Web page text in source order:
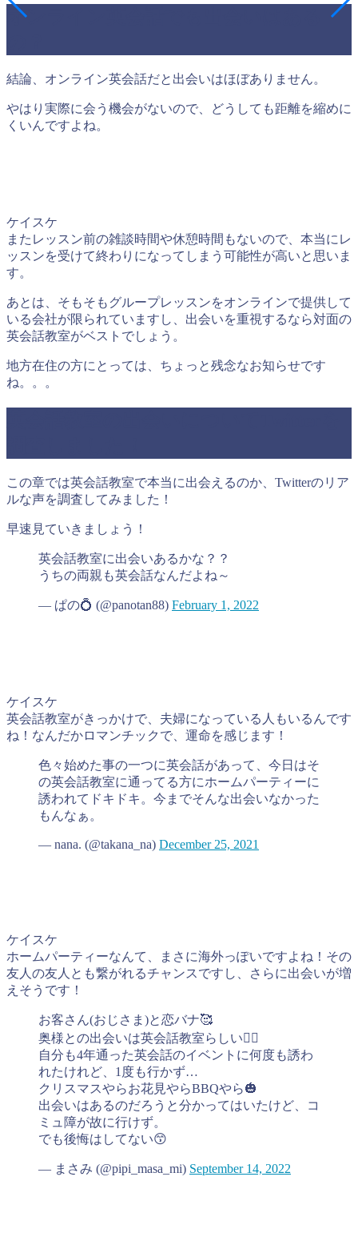
オンライン英会話でも出会いはある
結論、オンライン英会話だと出会いはほぼありません。
やはり実際に会う機会がないので、どうしても距離を縮めに
くいんですよね。
ケイスケ
またレッスン前の雑談時間や休憩時間もないので、本当にレ
ッスンを受けて終わりになってしまう可能性が高いと思いま
す。
あとは、そもそもグループレッスンをオンラインで提供して
いる会社が限られていますし、出会いを重視するなら対面の
英会話教室がベストでしょう。
地方在住の方にとっては、ちょっと残念なお知らせです
ね。。。
この章では英会話教室で本当に出会えるのか、Twitterのリア
ルな声を調査してみました！
早速見ていきましょう！
英会話教室に出会いあるかな？？
うちの両親も英会話なんだよね～
— ぱの💍 (@panotan88) February 1, 2022
ケイスケ
英会話教室がきっかけで、夫婦になっている人もいるんです
ね！なんだかロマンチックで、運命を感じます！
色々始めた事の一つに英会話があって、今日はそ
の英会話教室に通ってる方にホームパーティーに
誘われてドキドキ。今までそんな出会いなかった
もんなぁ。
— nana. (@takana_na) December 25, 2021
ケイスケ
ホームパーティーなんて、まさに海外っぽいですよね！その
友人の友人とも繋がれるチャンスですし、さらに出会いが増
えそうです！
お客さん(おじさま)と恋バナ🥰
奥様との出会いは英会話教室らしい👯‍♂️
自分も4年通った英会話のイベントに何度も誘わ
れたけれど、1度も行かず…
クリスマスやらお花見やらBBQやら🎃
出会いはあるのだろうと分かってはいたけど、コ
ミュ障が故に行けず。
でも後悔はしてない😙
— まさみ (@pipi_masa_mi) September 14, 2022